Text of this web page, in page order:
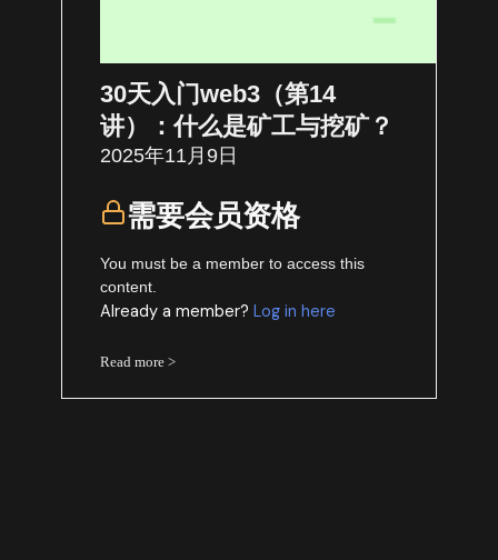
30天入门web3（第14
讲）：什么是矿工与挖矿？
2025年11月9日
需要会员资格
You must be a member to access this
content.
Already a member?Log in here
Read more >